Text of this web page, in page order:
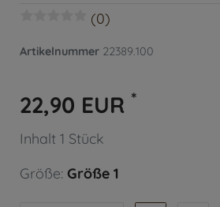
(0)
Artikelnummer 22389.100
22,90 EUR *
Inhalt 1 Stück
Größe: Größe 1